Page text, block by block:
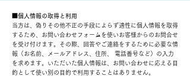
■個人情報の取得と利用
当方は、偽りその他不正の手段によらず適性に個人情報を取得
するため、お問い合わせフォームを使いお客様からのお問合せ
を受け付けます。その際、回答やご連絡をするために必要な情
報（お名前、メールアドレス、住所、 電話番号など）の入力
を求めます。いただいた個人情報は、お問い合わせに応える目
的として使い別の目的で利用することはありません。